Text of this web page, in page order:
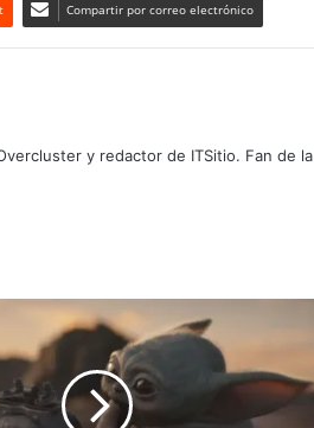
Compartir por correo electrónico
y redactor de ITSitio. Fan de la